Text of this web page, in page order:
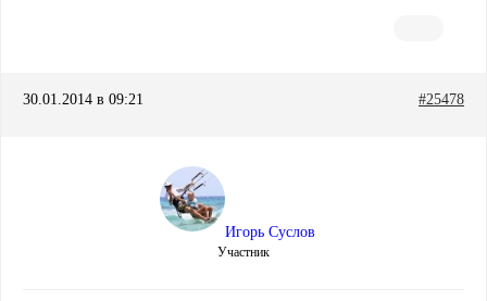
30.01.2014 в 09:21 #25478
Игорь Суслов
Участник